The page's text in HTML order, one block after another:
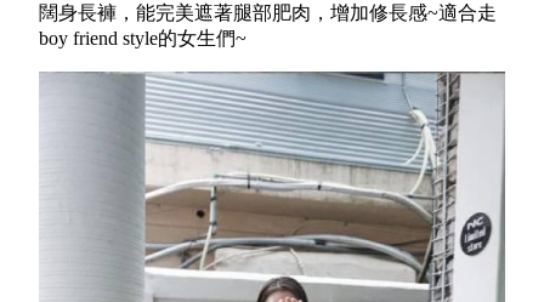
闊身長褲，能完美遮著腿部肥肉，增加修長感~適合走
boy friend style的女生們~